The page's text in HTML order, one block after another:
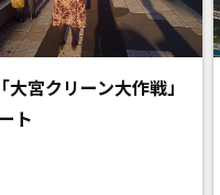
宮クリーン大作戦」
ト